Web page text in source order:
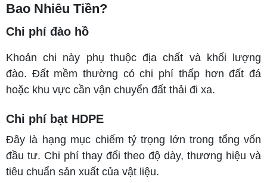
Bao Nhiêu Tiền?
Chi phí đào hồ
Khoản chi này phụ thuộc địa chất và khối lượng
đào. Đất mềm thường có chi phí thấp hơn đất đá
hoặc khu vực cần vận chuyển đất thải đi xa.
Chi phí bạt HDPE
Đây là hạng mục chiếm tỷ trọng lớn trong tổng vốn
đầu tư. Chi phí thay đổi theo độ dày, thương hiệu và
tiêu chuẩn sản xuất của vật liệu.